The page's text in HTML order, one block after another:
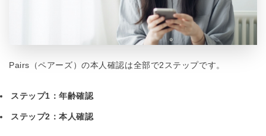
Pairs（ペアーズ）の本人確認は全部で2ステップです。
ステップ1：年齢確認
ステップ2：本人確認